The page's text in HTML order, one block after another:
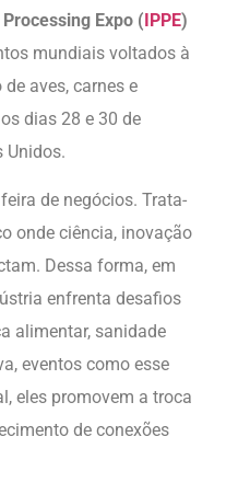
Expo (IPPE)
mundiais voltados à
aves, carnes e
dias 28 e 30 de
Unidos.
de negócios. Trata-
onde ciência, inovação
Dessa forma, em
enfrenta desafios
alimentar, sanidade
eventos como esse
eles promovem a troca
de conexões